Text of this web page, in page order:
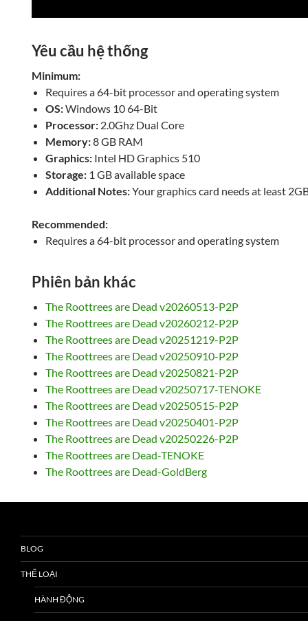
Yêu cầu hệ thống
Minimum:
Requires a 64-bit processor and operating system
OS:Windows 10 64-Bit
Processor: 2.0Ghz Dual Core
Memory:8 GB RAM
Graphics: Intel HD Graphics 510
Storage: 1 GB available space
Additional Notes:Your graphics card needs at least
Recommended:
Requires a 64-bit processor and operating system
Phiên bản khác
The Roottrees are Dead v20260513-P2P
The Roottrees are Dead v20260212-P2P
The Roottrees are Dead v20251219-P2P
The Roottrees are Dead v20250910-P2P
The Roottrees are Dead v20250821-P2P
The Roottrees are Dead v20250717-TENOKE
The Roottrees are Dead v20250515-P2P
The Roottrees are Dead v20250401-P2P
The Roottrees are Dead v20250226-P2P
The Roottrees are Dead-TENOKE
The Roottrees are Dead-GoldBerg
BLOG
THỂ LOẠI
HÀNH ĐỘNG